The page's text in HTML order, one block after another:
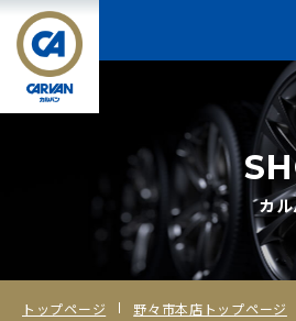
SH
カ
トップページ 野々市本店トップページ